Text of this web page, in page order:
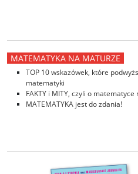
MATEMATYKA NA MATURZE
TOP 10 wskazówek, które
matematyki
FAKTY i MITY, czyli o
MATEMATYKA jest do zdania!